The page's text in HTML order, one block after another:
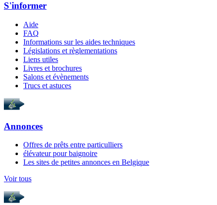
S'informer
Aide
FAQ
Informations sur les aides techniques
Législations et règlementations
Liens utiles
Livres et brochures
Salons et évènements
Trucs et astuces
Annonces
Offres de prêts entre particulliers
élévateur pour baignoire
Les sites de petites annonces en Belgique
Voir tous